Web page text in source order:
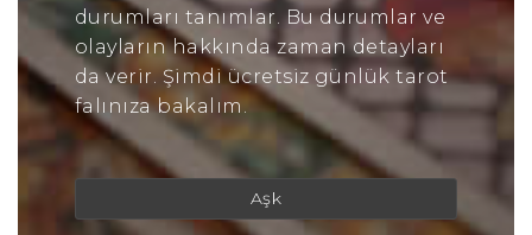
durumları tanımlar. Bu durumlar ve
olayların hakkında zaman detayları
da verir. Şimdi ücretsiz günlük tarot
falınıza bakalım.
Aşk